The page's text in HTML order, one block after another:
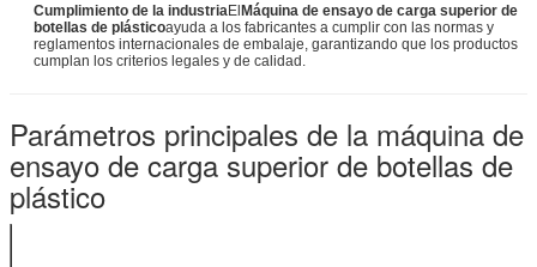
Cumplimiento de la industriaElMáquina de ensayo de carga superior de
botellas de plásticoayuda a los fabricantes a cumplir con las normas y
reglamentos internacionales de embalaje, garantizando que los productos
cumplan los criterios legales y de calidad.
Parámetros principales de la máquina de
ensayo de carga superior de botellas de
plástico